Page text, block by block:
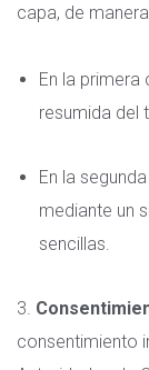
capa, de
En la
resumida del
En la
mediante un
sencillas.
3.
consentimiento